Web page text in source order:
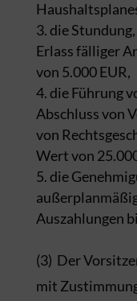
die
Erlass fälliger
von 5.000 EUR,
die Führung
Abschluss von
von
Wert von
die
Auszahlungen
(3) Der
mit